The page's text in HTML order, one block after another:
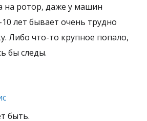
на ротор, даже у машин
лет бывает очень трудно
Либо что-то крупное попало,
бы следы.
быть.